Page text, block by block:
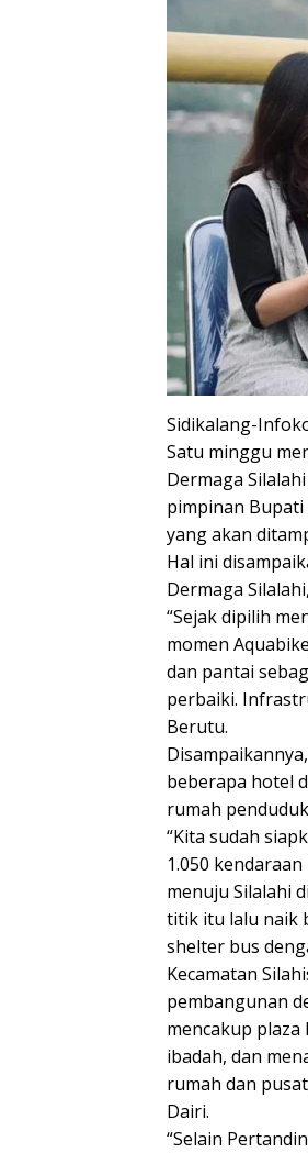
Sidikalang-
Satu minggu
Dermaga
pimpinan
yang akan
Hal ini
Dermaga
“Sejak dipilih
momen
dan pantai
perbaiki.
Berutu.
beberapa hotel
rumah
“Kita sudah
1.050
menuju Silalahi
titik itu lalu naik
shelter bus
Kecamatan
pembangunan
mencakup
ibadah, dan
rumah dan
Dairi.
“Selain